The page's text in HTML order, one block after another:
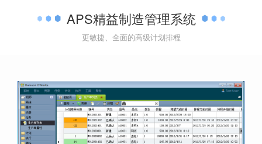
APS精益制造管理系统
更敏捷、全面的高级计划排程